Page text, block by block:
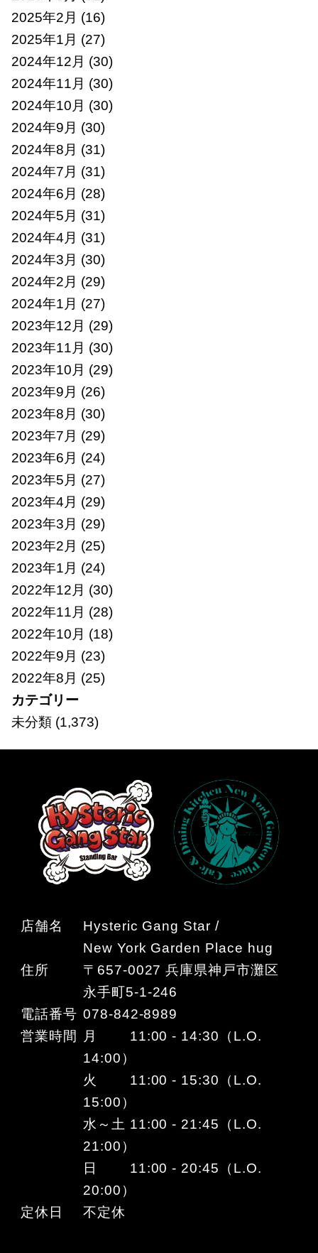
2025年2月 (16)
2025年1月 (27)
2024年12月 (30)
2024年11月 (30)
2024年10月 (30)
2024年9月 (30)
2024年8月 (31)
2024年7月 (31)
2024年6月 (28)
2024年5月 (31)
2024年4月 (31)
2024年3月 (30)
2024年2月 (29)
2024年1月 (27)
2023年12月 (29)
2023年11月 (30)
2023年10月 (29)
2023年9月 (26)
2023年8月 (30)
2023年7月 (29)
2023年6月 (24)
2023年5月 (27)
2023年4月 (29)
2023年3月 (29)
2023年2月 (25)
2023年1月 (24)
2022年12月 (30)
2022年11月 (28)
2022年10月 (18)
2022年9月 (23)
2022年8月 (25)
カテゴリー
未分類(1,373)
店舗名
Hysteric Gang Star /
New York Garden Place hug
住所
〒657-0027 兵庫県神戸市灘区
永手町5-1-246
電話番号 078-842-8989
営業時間
月 11:00 - 14:30（L.O.
14:00）
火 11:00 - 15:30（L.O.
15:00）
水～土 11:00 - 21:45（L.O.
21:00）
日 11:00 - 20:45（L.O.
20:00）
定休日
不定休